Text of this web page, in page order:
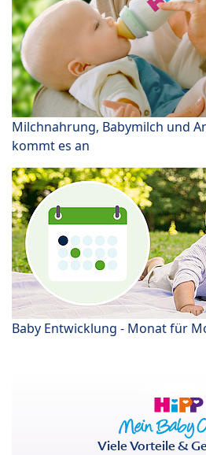
Milchnahrung, Babymilch und
kommt es an
Baby Entwicklung - Monat für
Viele Vorteile &